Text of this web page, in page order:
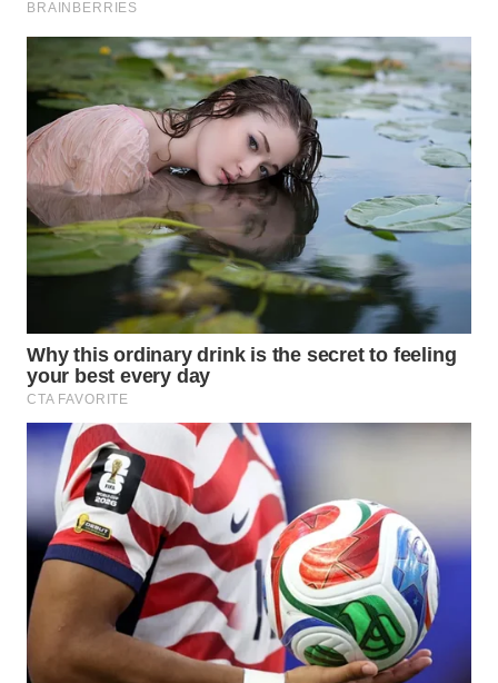
INDRAMAYU
WN
KUNINGAN
WN
MAJALENGKA
WN
SUBANG
WN
PURWAKARTA
WN
PRIANGAN
TIMUR
WN
SEMARANG